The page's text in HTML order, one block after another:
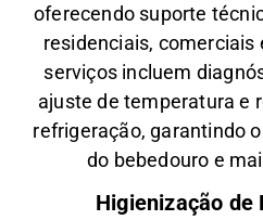
oferecendo suporte
residenciais,
serviços incluem
ajuste de temperatura e
refrigeração, garantindo
do bebedouro e
Higienização de